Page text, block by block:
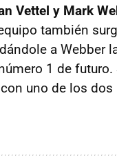
Vettel y Mark
también
a Webber
1 de futuro.
uno de los